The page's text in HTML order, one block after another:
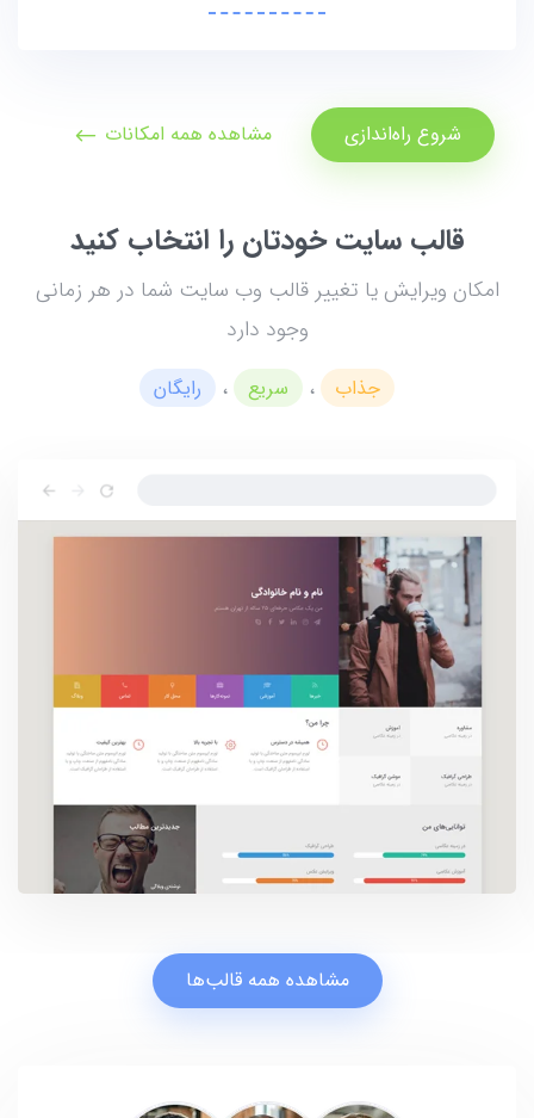
شروع راه‌اندازی مشاهده همه امکانات
قالب سایت خودتان را انتخاب کنید
امکان ویرایش یا تغییر قالب وب سایت شما در هر زمانی
وجود دارد
جذاب ، سریع ، رایگان
مشاهده همه قالب‌ها